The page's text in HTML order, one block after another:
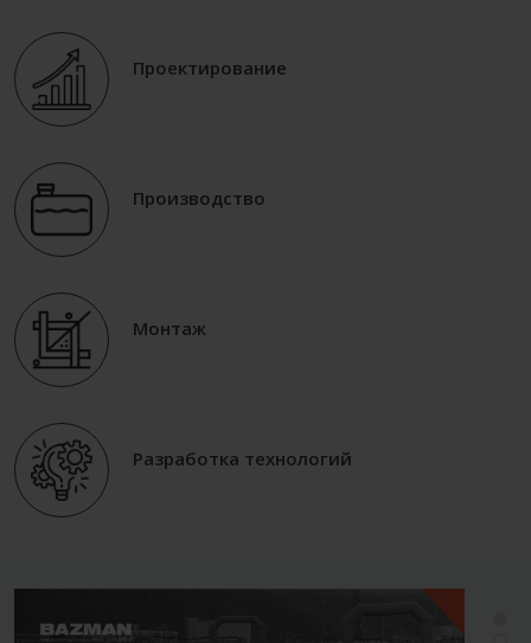
Проектирование
Производство
Монтаж
Разработка технологий